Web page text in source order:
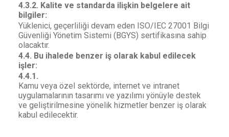
4.3.2. Kalite ve standarda ilişkin belgelere ait
bilgiler:
Yüklenici, geçerliliği devam eden ISO/IEC 27001 Bilgi
Güvenliği Yönetim Sistemi (BGYS) sertifikasına sahip
olacaktır.
4.4. Bu ihalede benzer iş olarak kabul edilecek
işler:
4.4.1.
Kamu veya özel sektörde, internet ve intranet
uygulamalarının tasarımı ve yazılımı yönüyle destek
ve geliştirilmesine yönelik hizmetler benzer iş olarak
kabul edilecektir.